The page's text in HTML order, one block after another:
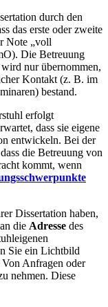
durch den
das erste oder zweite
Note „voll
Die Betreuung
nur übernommen,
Kontakt (z. B. im
bestand.
erfolgt
dass sie eigene
entwickeln. Bei der
die Betreuung von
kommt, wenn
Dissertation haben,
die Adresse des
Sie ein Lichtbild
Anfragen oder
nehmen. Diese